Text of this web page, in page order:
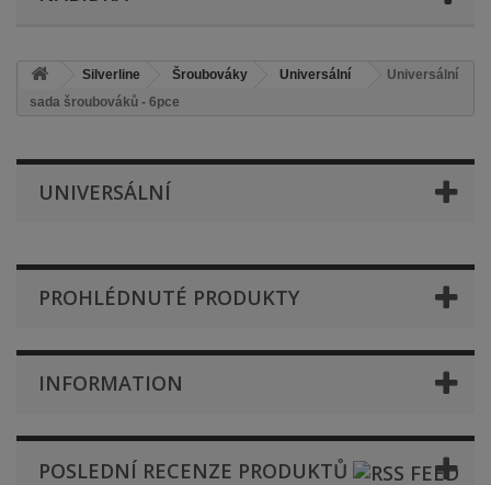
Silverline Šroubováky Universální
Universální
sada šroubováků - 6pce
UNIVERSÁLNÍ
PROHLÉDNUTÉ PRODUKTY
INFORMATION
POSLEDNÍ RECENZE PRODUKTŮ